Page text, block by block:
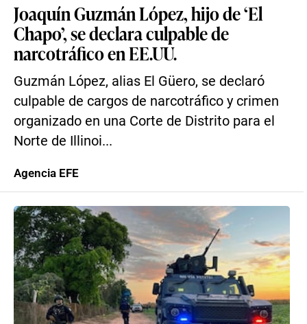
Joaquín Guzmán López, hijo de ‘El
Chapo’, se declara culpable de
narcotráfico en EE.UU.
Guzmán López, alias El Güero, se declaró
culpable de cargos de narcotráfico y crimen
organizado en una Corte de Distrito para el
Norte de Illinoi...
Agencia EFE